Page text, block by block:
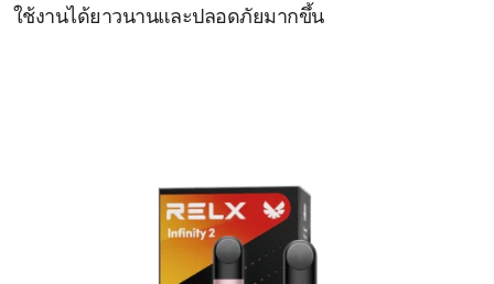
ใช้งานได้ยาวนานและปลอดภัยมากขึ้น